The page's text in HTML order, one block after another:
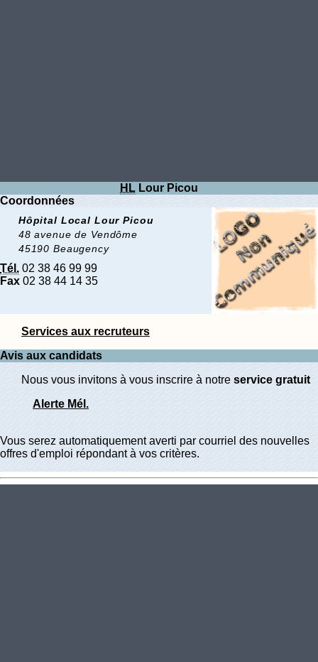
HL Lour Picou
Coordonnées
Hôpital Local Lour Picou
48 avenue de Vendôme
45190 Beaugency
Tél. 02 38 46 99 99
Fax 02 38 44 14 35
Services aux recruteurs
Avis aux candidats
Nous vous invitons à vous inscrire à notre service gratuit
Alerte Mél.
Vous serez automatiquement averti par courriel des nouvelles
offres d'emploi répondant à vos critères.